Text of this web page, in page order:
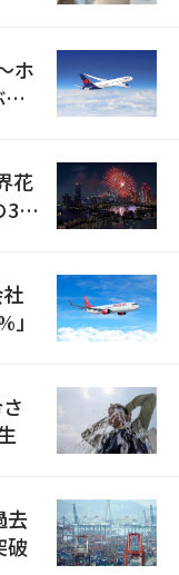
ホ
花
カ
去
破